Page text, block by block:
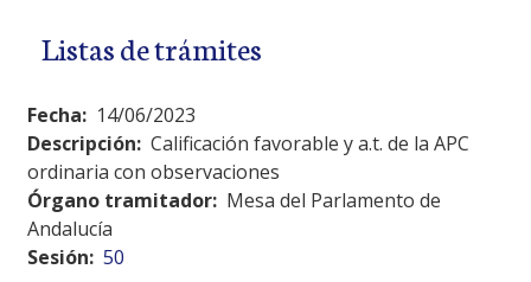
Listas de trámites
Fecha: 14/06/2023
Descripción: Calificación favorable y a.t. de la APC
ordinaria con observaciones
Órgano tramitador: Mesa del Parlamento de
Andalucía
Sesión: 50